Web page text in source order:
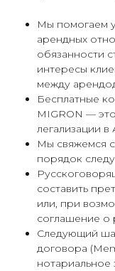
Мы помогаем
арендных
обязанности
интересы
между
Бесплатные
MIGRON —
легализации в
Мы свяжемся
порядок
составить
или, при
соглашение о
Следующий
договора
нотариальное